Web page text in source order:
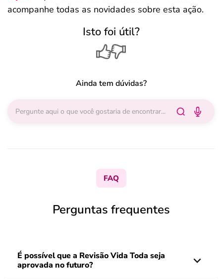
acompanhe todas as novidades sobre esta ação.
Isto foi útil?
Ainda tem dúvidas?
FAQ
Perguntas frequentes
É possível que a Revisão Vida Toda seja
aprovada no futuro?